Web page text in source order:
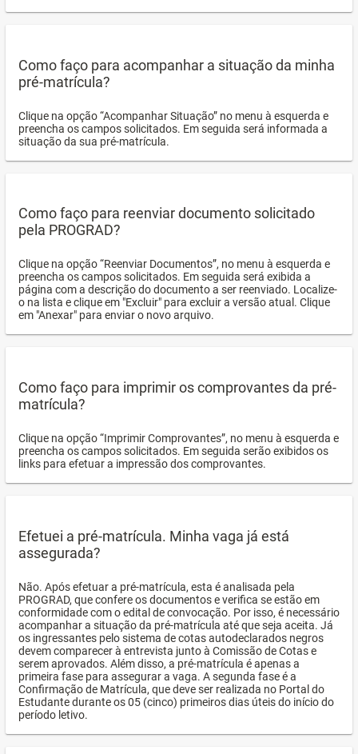
Como faço para acompanhar a situação da minha
pré-matrícula?
Clique na opção “Acompanhar Situação” no menu à esquerda e
preencha os campos solicitados. Em seguida será informada a
situação da sua pré-matrícula.
Como faço para reenviar documento solicitado
pela PROGRAD?
Clique na opção “Reenviar Documentos”, no menu à esquerda e
preencha os campos solicitados. Em seguida será exibida a
página com a descrição do documento a ser reenviado. Localize-
o na lista e clique em "Excluir" para excluir a versão atual. Clique
em "Anexar" para enviar o novo arquivo.
Como faço para imprimir os comprovantes da pré-
matrícula?
Clique na opção “Imprimir Comprovantes”, no menu à esquerda e
preencha os campos solicitados. Em seguida serão exibidos os
links para efetuar a impressão dos comprovantes.
Efetuei a pré-matrícula. Minha vaga já está
assegurada?
Não. Após efetuar a pré-matrícula, esta é analisada pela
PROGRAD, que confere os documentos e verifica se estão em
conformidade com o edital de convocação. Por isso, é necessário
acompanhar a situação da pré-matrícula até que seja aceita. Já
os ingressantes pelo sistema de cotas autodeclarados negros
devem comparecer à entrevista junto à Comissão de Cotas e
serem aprovados. Além disso, a pré-matrícula é apenas a
primeira fase para assegurar a vaga. A segunda fase é a
Confirmação de Matrícula, que deve ser realizada no Portal do
Estudante durante os 05 (cinco) primeiros dias úteis do início do
período letivo.